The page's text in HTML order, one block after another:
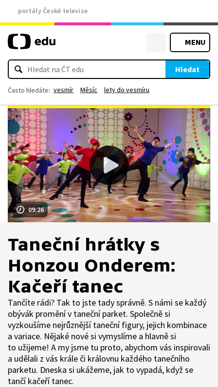
portály České televize
MENU
Hledat
Často hledáte: vesmír Měsíc lety do vesmíru
09:26
Taneční hrátky s
Honzou Onderem:
Kačeří tanec
Tančíte rádi? Tak to jste tady správně. S námi se každý
obývák promění v taneční parket. Společně si
vyzkoušíme nejrůznější taneční figury, jejich kombinace
a variace. Nějaké nové si vymyslíme a hlavně si
to užijeme! A my jsme tu proto, abychom vás inspirovali
a udělali z vás krále či královnu každého tanečního
parketu. Dneska si ukážeme, jak to vypadá, když se
tančí kačeří tanec.